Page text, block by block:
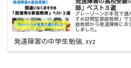
師」ベスト３選
グレーゾーンが本気で選
すめ訪問型家庭教師」で
庭教師から発達障害にお
しました。
発達障害の中学生勉強.xyz